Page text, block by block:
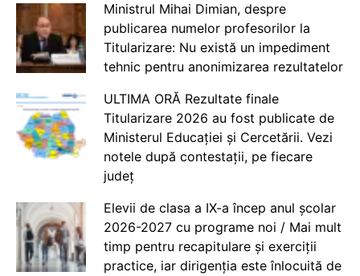
Ministrul Mihai Dimian, despre
publicarea numelor profesorilor la
Titularizare: Nu există un impediment
tehnic pentru anonimizarea rezultatelor
ULTIMA ORĂ Rezultate finale
Titularizare 2026 au fost publicate de
Ministerul Educației și Cercetării. Vezi
notele după contestații, pe fiecare
județ
Elevii de clasa a IX-a încep anul școlar
2026-2027 cu programe noi / Mai mult
timp pentru recapitulare și exerciții
practice, iar dirigenția este înlocuită de